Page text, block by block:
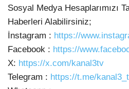
Sosyal Medya Hesaplarımızı
Haberleri Alabilirsiniz;
İnstagram : https://
Facebook : https://
X: https://x.com/kanal3tv
Telegram : https://t.me/